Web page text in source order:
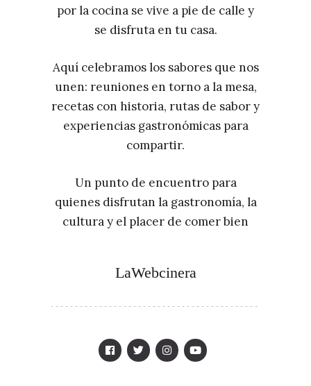
por la cocina se vive a pie de calle y
se disfruta en tu casa.
Aquí celebramos los sabores que nos
unen: reuniones en torno a la mesa,
recetas con historia, rutas de sabor y
experiencias gastronómicas para
compartir.
Un punto de encuentro para
quienes disfrutan la gastronomía, la
cultura y el placer de comer bien
LaWebcinera